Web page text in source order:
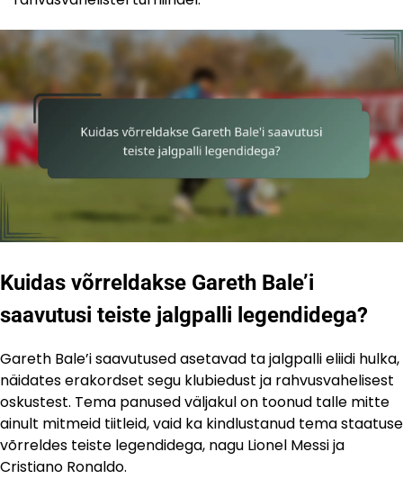
Kuidas võrreldakse Gareth Bale’i
saavutusi teiste jalgpalli legendidega?
Gareth Bale’i saavutused asetavad ta jalgpalli eliidi hulka,
näidates erakordset segu klubiedust ja rahvusvahelisest
oskustest. Tema panused väljakul on toonud talle mitte
ainult mitmeid tiitleid, vaid ka kindlustanud tema staatuse
võrreldes teiste legendidega, nagu Lionel Messi ja
Cristiano Ronaldo.